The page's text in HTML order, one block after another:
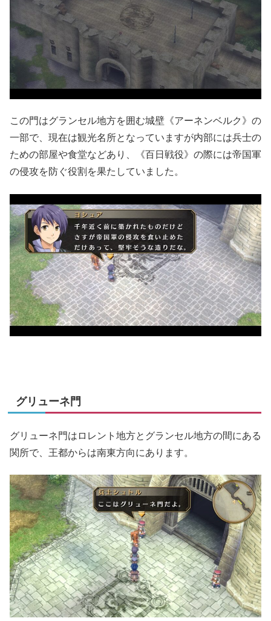
この門はグランセル地方を囲む城壁《アーネンベルク》の
一部で、現在は観光名所となっていますが内部には兵士の
ための部屋や食堂などあり、《百日戦役》の際には帝国軍
の侵攻を防ぐ役割を果たしていました。
グリューネ門
グリューネ門はロレント地方とグランセル地方の間にある
関所で、王都からは南東方向にあります。